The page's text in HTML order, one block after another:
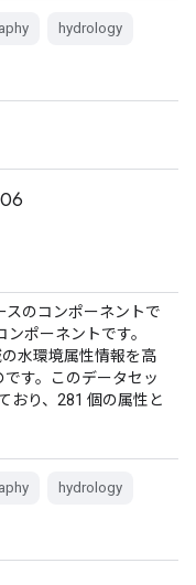
hydrology
スのコンポーネントで
ンポーネントです。
水環境属性情報を高
す。このデータセッ
おり、281 個の属性と
hydrology